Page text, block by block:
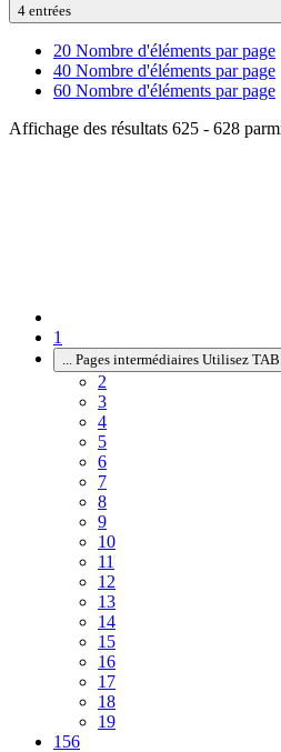
4 entrées
20 Nombre d'éléments par page
40 Nombre d'éléments par page
60 Nombre d'éléments par page
Affichage des résultats 625 - 628
1
Pages intermédiaires Utilisez
2
3
4
5
6
7
8
9
10
11
12
13
14
15
16
17
18
19
156